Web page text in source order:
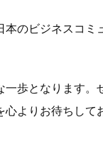
のビジネスコミ
歩となります
よりお待ちして